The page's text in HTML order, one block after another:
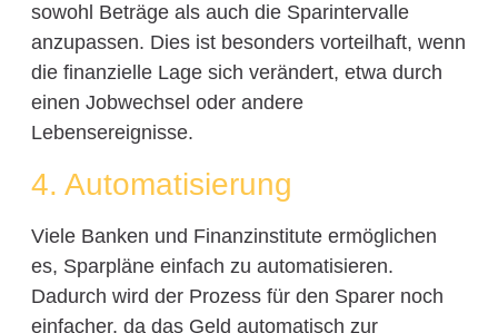
sowohl Beträge als auch die Sparintervalle
anzupassen. Dies ist besonders vorteilhaft, wenn
die finanzielle Lage sich verändert, etwa durch
einen Jobwechsel oder andere
Lebensereignisse.
4. Automatisierung
Viele Banken und Finanzinstitute ermöglichen
es, Sparpläne einfach zu automatisieren.
Dadurch wird der Prozess für den Sparer noch
einfacher, da das Geld automatisch zur